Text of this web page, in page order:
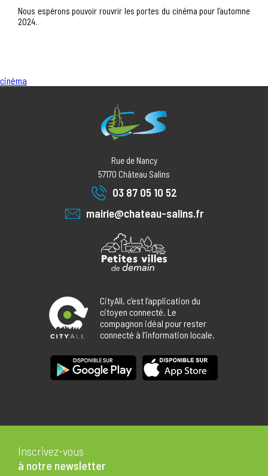
Nous espérons pouvoir rouvrir les portes du cinéma pour l’automne
2024.
cinéma
Rue de Nancy
57170 Château Salins
03 87 05 10 52
mairie@chateau-salins.fr
CityAll, c’est l’application du
citoyen connecté. Le
compagnon idéal pour rester
connecté à l’information locale.
Inscrivez-vous
à notre newsletter